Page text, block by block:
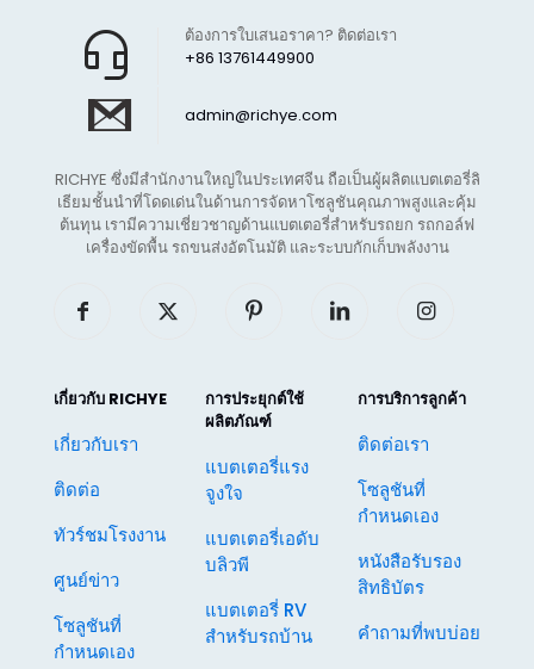
+86 13761449900
ต้องการใบเสนอราคา? ติดต่อเรา
admin@richye.com
RICHYE ซึ่งมีสำนักงานใหญ่ในประเทศจีน ถือเป็นผู้ผลิตแบตเตอรี่ลิ
เธียมชั้นนำที่โดดเด่นในด้านการจัดหาโซลูชันคุณภาพสูงและคุ้ม
ต้นทุน เรามีความเชี่ยวชาญด้านแบตเตอรี่สำหรับรถยก รถกอล์ฟ
เครื่องขัดพื้น รถขนส่งอัตโนมัติ และระบบกักเก็บพลังงาน
เกี่ยวกับ RICHYE
เกี่ยวกับเรา
ติดต่อ
ทัวร์ชมโรงงาน
ศูนย์ข่าว
โซลูชันที่
กำหนดเอง
การประยุกต์ใช้
ผลิตภัณฑ์
แบตเตอรี่แรง
จูงใจ
แบตเตอรี่เอดับ
บลิวพี
แบตเตอรี่ RV
สำหรับรถบ้าน
การบริการลูกค้า
ติดต่อเรา
โซลูชันที่
กำหนดเอง
หนังสือรับรอง
สิทธิบัตร
คำถามที่พบบ่อย